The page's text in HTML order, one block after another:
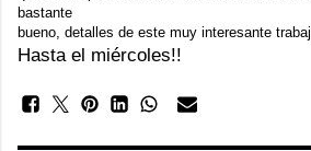
bastante
bueno, detalles de este muy interesante
Hasta el miércoles!!